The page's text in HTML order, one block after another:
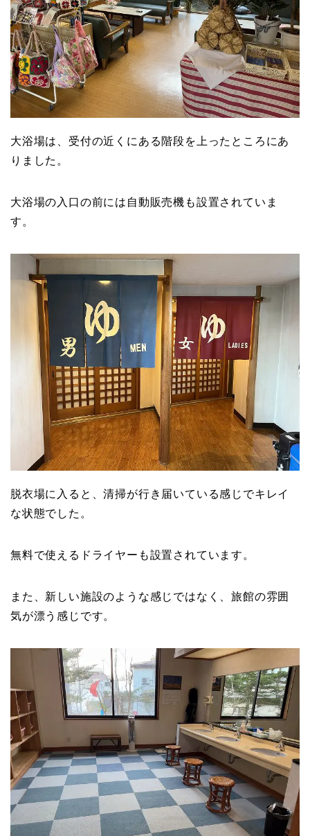
大浴場は、受付の近くにある階段を上ったところにあ
りました。
大浴場の入口の前には自動販売機も設置されていま
す。
脱衣場に入ると、清掃が行き届いている感じでキレイ
な状態でした。
無料で使えるドライヤーも設置されています。
また、新しい施設のような感じではなく、旅館の雰囲
気が漂う感じです。